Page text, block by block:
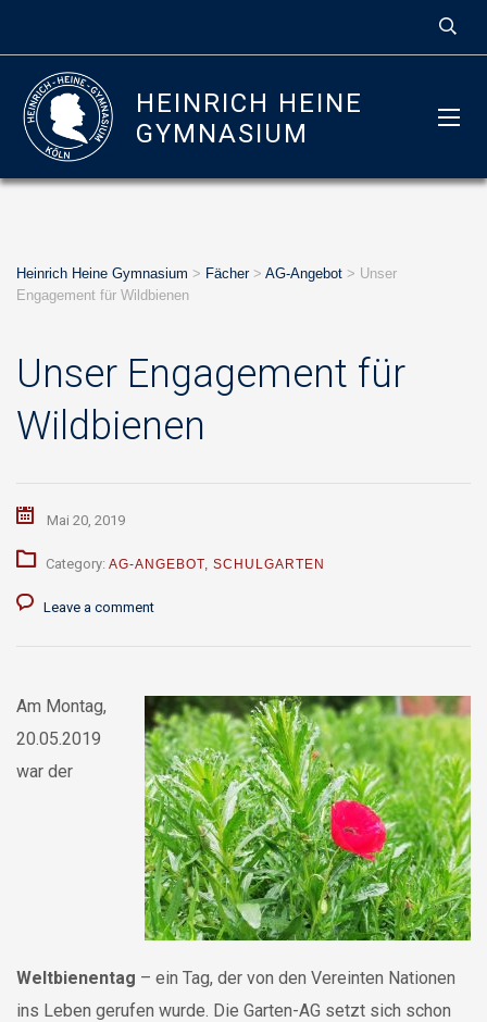
HEINRICH HEINE
GYMNASIUM
Heinrich Heine Gymnasium > Fächer> AG-Angebot > Unser
Engagement für Wildbienen
Unser Engagement für
Wildbienen
Mai 20, 2019
Category: AG-ANGEBOT, SCHULGARTEN
Leave a comment
Am Montag,
20.05.2019
war der
Weltbienentag – ein Tag, der von den Vereinten Nationen
ins Leben gerufen wurde. Die Garten-AG setzt sich schon